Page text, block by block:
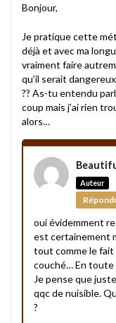
Bonjour,
Je pratique cette
déjà et avec ma
vraiment faire
qu’il serait
?? As-tu entendu
coup mais j’ai rien
alors…
Auteur
oui évidemment
est certainement
tout comme le
couché… En toute
Je pense que
qqc de nuisible.
?